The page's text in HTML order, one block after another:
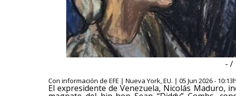
- /
Con información de EFE | Nueva York, EU. | 05 Jun 2026 -
El expresidente de Venezuela, Nicolás Maduro,